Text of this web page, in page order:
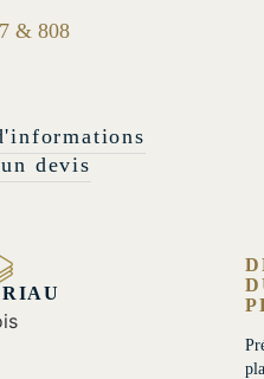
& 808
devis